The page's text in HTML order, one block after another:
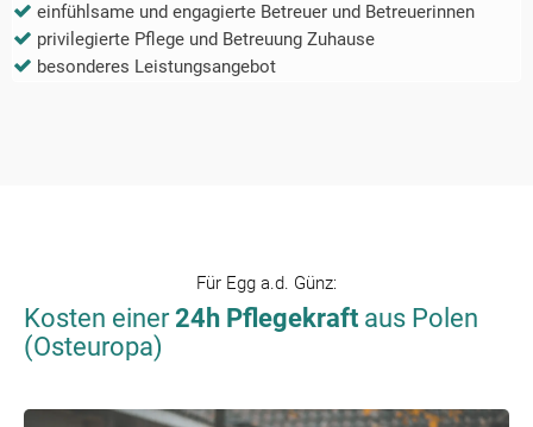
einfühlsame und engagierte Betreuer und Betreuerinnen
privilegierte Pflege und Betreuung Zuhause
besonderes Leistungsangebot
Für Egg a.d. Günz:
Kosten einer24h Pflegekraft aus Polen
(Osteuropa)